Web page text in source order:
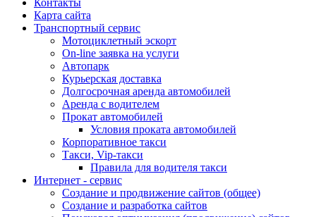
Карта сайта
Транспортный сервис
Мотоциклетный эскорт
On-line заявка на услуги
Автопарк
Курьерская доставка
Долгосрочная аренда автомобилей
Аренда с водителем
Прокат автомобилей
Условия проката автомобилей
Корпоративное такси
Такси, Vip-такси
Правила для водителя такси
Интернет - сервис
Создание и продвижение сайтов (общее)
Создание и разработка сайтов